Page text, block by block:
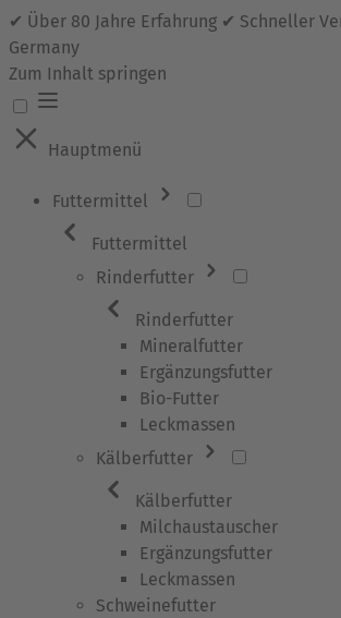
✔ Über 80 Jahre Erfahrung ✔ Schneller
Germany
Zum Inhalt springen
Hauptmenü
Futtermittel
Futtermittel
Rinderfutter
Rinderfutter
Mineralfutter
Ergänzungsfutter
Bio-Futter
Leckmassen
Kälberfutter
Kälberfutter
Milchaustauscher
Ergänzungsfutter
Leckmassen
Schweinefutter